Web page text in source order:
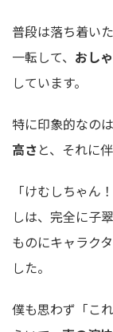
普段は落ち着い
一転して、 おし
しています。
特に印象的なのは
高さと、それに
「けむしちゃん
しは、完全に子
ものにキャラク
した。
僕も思わず「こ